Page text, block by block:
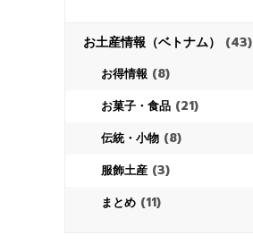
お土産情報（ベトナム） (43)
お得情報 (8)
お菓子・食品 (21)
伝統・小物 (8)
服飾土産 (3)
まとめ (11)